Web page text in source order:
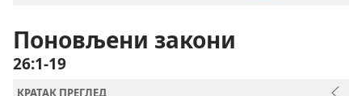
Поновљени закони
26:1-19
КРАТАК ПРЕГЛЕД